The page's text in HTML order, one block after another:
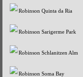
Robinson Quinta da Ria
Robinson Sarigerme Park
Robinson Schlanitzen Alm
Robinson Soma Bay